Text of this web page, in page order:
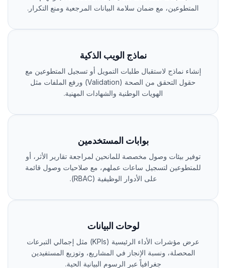
المتطوعين، مع ضمان سلامة البيانات المرجعية ومنع التكرار.
نماذج الويب الذكية
إنشاء نماذج لاستقبال طلبات التمويل أو تسجيل المتطوعين مع
حقول التحقق من الصحة (Validation) ورفع الملفات مثل
الهويات الوطنية والشهادات المهنية.
بوابات المستخدمين
توفير بيئات وصول مخصصة للمانحين لمراجعة تقارير الأثر، أو
للمتطوعين لتسجيل ساعات عملهم، مع صلاحيات وصول قائمة
على الأدوار الوظيفية (RBAC).
لوحات البيانات
عرض مؤشرات الأداء الرئيسية (KPIs) مثل إجمالي التبرعات
المحصلة، ونسبة الإنجاز في المشاريع، وتوزيع المستفيدين
جغرافياً عبر الرسوم البيانية الحية.